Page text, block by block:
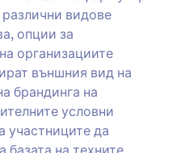
видове
опции за
организациите
външния вид на
брандинга на
условни
участниците да
базата на техните